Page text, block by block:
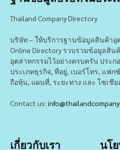
Thailand Company Directory
บริษัท – ให้บริการฐานข้อมูลสินค้า
Online Directory รวบรวมข้อมูลสิน
อุตสาหกรรมไว้อย่างครบครัน ประ
ประเภทธุรกิจ, ที่อยู่, เบอร์โทร, แฟ
ถือหุ้น, แผนที่, ระยะทาง และ โซเชีย
Contact us:
เกี่ยวกับเรา นโ